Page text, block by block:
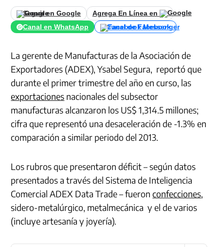
Seguir en Google
Agrega En Línea en
Canal en WhatsApp
Canal de Facebook
La gerente de Manufacturas de la Asociación de
Exportadores (ADEX), Ysabel Segura, reportó que
durante el primer trimestre del año en curso, las
exportaciones nacionales del subsector
manufacturas alcanzaron los US$ 1,314.5 millones;
cifra que representó una desaceleración de -1.3% en
comparación a similar periodo del 2013.
Los rubros que presentaron déficit – según datos
presentados a través del Sistema de Inteligencia
Comercial ADEX Data Trade – fueronconfecciones,
sidero-metalúrgico, metalmecánica y el de varios
(incluye artesanía y joyería).